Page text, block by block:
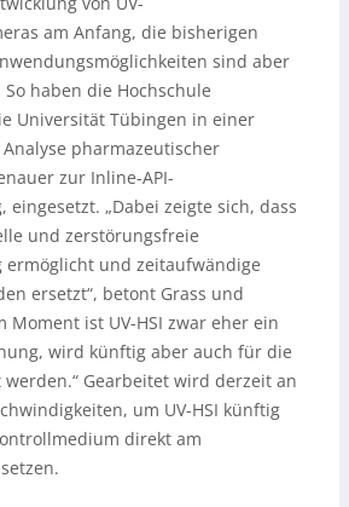
am Anfang, die bisherigen
sind aber
haben die Hochschule
Universität Tübingen in einer
Analyse pharmazeutischer
zur Inline-API-
eingesetzt. „Dabei zeigte sich, dass
und zerstörungsfreie
ermöglicht und zeitaufwändige
ersetzt“, betont Grass und
Moment ist UV-HSI zwar eher ein
wird künftig aber auch für die
Gearbeitet wird derzeit an
um UV-HSI künftig
direkt am